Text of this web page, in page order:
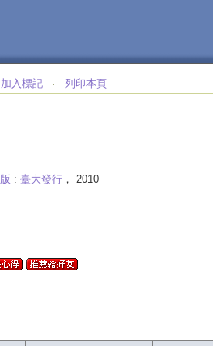
加入標記 ‧
列印本頁
: 臺大發行 ， 2010